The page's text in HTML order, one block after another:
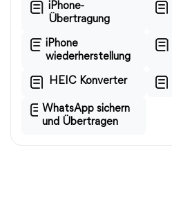
iPhone-
Übertragung
iPhone
wiederherstellung
HEIC Konverter
WhatsApp sichern
und Übertragen